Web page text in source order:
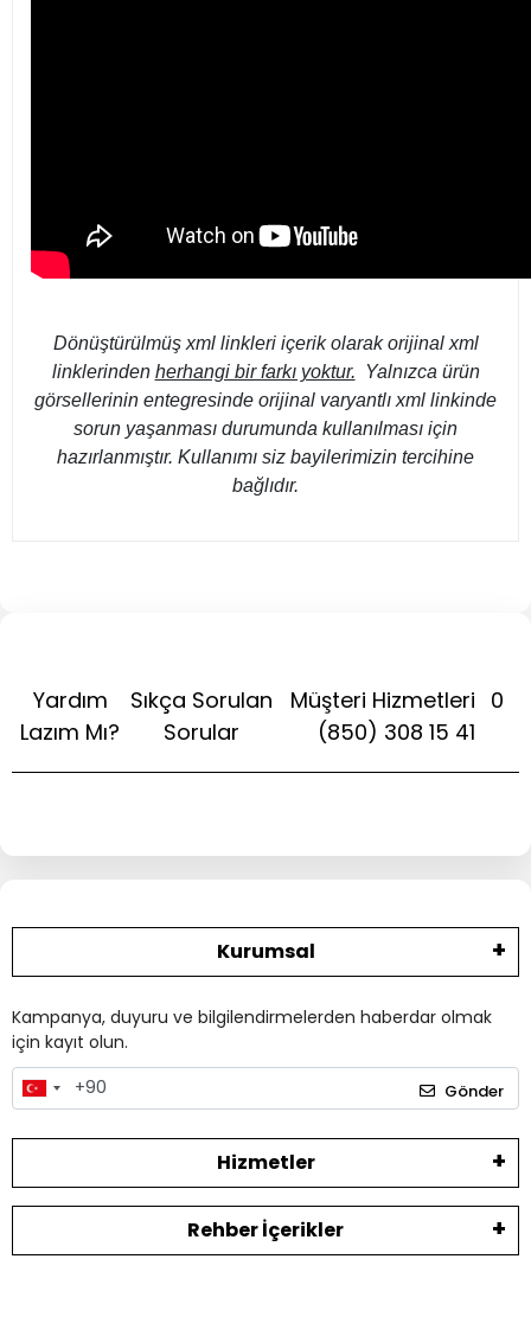
Dönüştürülmüş xml linkleri içerik olarak orijinal xml
linklerinden herhangi bir farkı yoktur. Yalnızca ürün
görsellerinin entegresinde orijinal varyantlı xml linkinde
sorun yaşanması durumunda kullanılması için
hazırlanmıştır. Kullanımı siz bayilerimizin tercihine
bağlıdır.
Yardım
Lazım Mı?
Sıkça Sorulan
Sorular
Müşteri Hizmetleri 0
(850) 308 15 41
Kurumsal
Kampanya, duyuru ve bilgilendirmelerden haberdar olmak
için kayıt olun.
Gönder
Hizmetler
Rehber İçerikler